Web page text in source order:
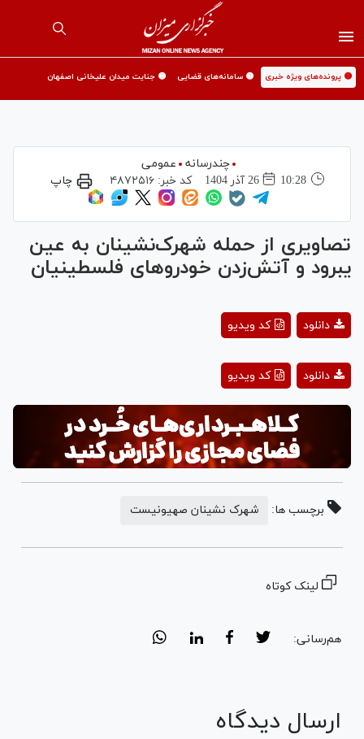
🟡 پرونده‌های ویژه خبری 🟡 سامانه‌های قضایی 🟡 جنایت میدان علیخانی اصفهان
چندرسانه
عمومی
10:28
26 آذر 1404 کد خبر:۴۸۷۲۵۱۶ چاپ
تصاویری از حمله شهرک‌نشینان به عین
‌یبرود و آتش‌زدن خودروهای فلسطینیان
Playکد ویدیو دانلود
Play
Video
کد ویدیو دانلود
برچسب ها: شهرک نشینان صهیونیست
لینک کوتاه
هم‌رسانی:
ارسال دیدگاه